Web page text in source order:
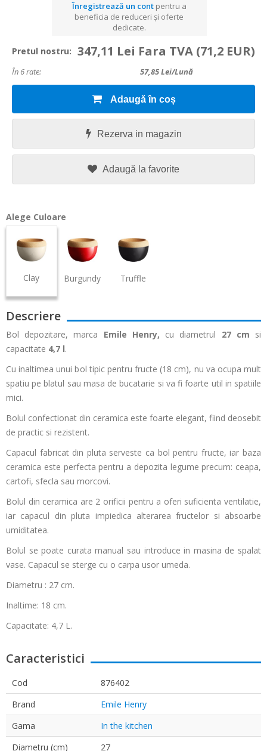
Înregistrează un contpentru a
beneficia de reduceri și oferte
dedicate.
Pretul nostru: 347,11 Lei Fara TVA (71,2 EUR)
În 6 rate: 57,85Lei/lună
Adaugă în coș
Rezerva in magazin
Adaugă la favorite
Alege Culoare
Clay Burgundy Truffle
Descriere
Bol depozitare, marca Emile Henry, cu diametrul 27 cm si
capacitate 4,7 l.
Cu inaltimea unui bol tipic pentru fructe (18 cm), nu va ocupa mult
spatiu pe blatul sau masa de bucatarie si va fi foarte util in spatiile
mici.
Bolul confectionat din ceramica este foarte elegant, fiind deosebit
de practic si rezistent.
Capacul fabricat din pluta serveste ca bol pentru fructe, iar baza
ceramica este perfecta pentru a depozita legume precum: ceapa,
cartofi, sfecla sau morcovi.
Bolul din ceramica are 2 orificii pentru a oferi suficienta ventilatie,
iar capacul din pluta impiedica alterarea fructelor si absoarbe
umiditatea.
Bolul se poate curata manual sau introduce in masina de spalat
vase. Capacul se sterge cu o carpa usor umeda.
Diametru : 27 cm.
Inaltime: 18 cm.
Capacitate: 4,7 L.
Caracteristici
Cod
876402
Brand
Emile Henry
Gama
In the kitchen
Diametru (cm)
27